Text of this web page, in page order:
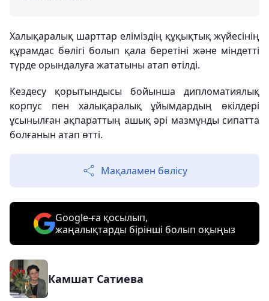
Халықаралық шарттар еліміздің құқықтық жүйесінің
құрамдас бөлігі болып қала беретіні және міндетті
түрде орындалуға жататыны атап өтілді.
Кездесу қорытындысы бойынша дипломатиялық
корпус пен халықаралық ұйымдардың өкілдері
ұсынылған ақпараттың ашық әрі мазмұнды сипатта
болғанын атап өтті.
Мақаламен бөлісу
Google-ға қосылып,
жаңалықтарды бірінші болып оқыңыз
Камшат Сатиева